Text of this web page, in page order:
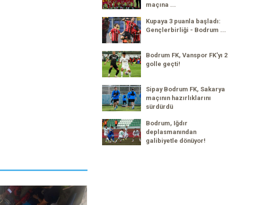
maçına ...
Kupaya 3 puanla başladı:
Gençlerbirliği - Bodrum ...
Bodrum FK, Vanspor FK'yı 2
golle geçti!
Sipay Bodrum FK, Sakarya
maçının hazırlıklarını
sürdürdü
Bodrum, Iğdır
deplasmanından
galibiyetle dönüyor!